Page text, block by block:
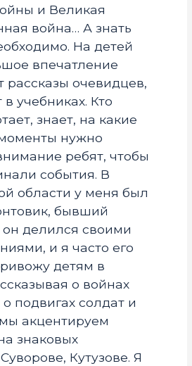
и Великая
война… А знать
На детей
впечатление
рассказы очевидцев,
в учебниках. Кто
знает, на какие
нужно
ребят, чтобы
события. В
области у меня был
бывший
он делился своими
и я часто его
детям в
о войнах
о подвигах солдат и
акцентируем
знаковых
Кутузове. Я